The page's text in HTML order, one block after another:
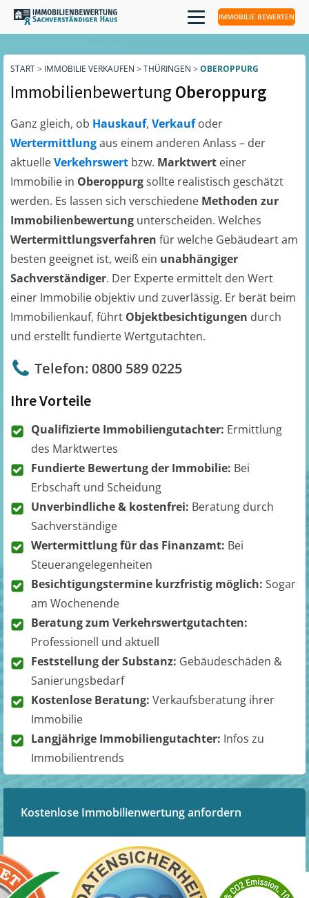
IMMOBILIE BEWERTEN
START> IMMOBILIE VERKAUFEN > THÜRINGEN > OBEROPPURG
ImmobilienbewertungOberoppurg
Ganz gleich, ob Hauskauf, Verkaufoder
Wertermittlungaus einem anderen Anlass – der
aktuelleVerkehrswert bzw. Marktwert einer
Immobilie in Oberoppurgsollte realistisch geschätzt
werden. Es lassen sich verschiedene Methoden zur
Immobilienbewertung unterscheiden. Welches
Wertermittlungsverfahren für welche Gebäudeart am
besten geeignet ist, weiß ein unabhängiger
Sachverständiger. Der Experte ermittelt den Wert
einer Immobilie objektiv und zuverlässig. Er berät beim
Immobilienkauf, führt Objektbesichtigungen durch
und erstellt fundierte Wertgutachten.
Telefon: 0800 589 0225
Ihre Vorteile
Qualifizierte Immobiliengutachter: Ermittlung
des Marktwertes
Fundierte Bewertung der Immobilie: Bei
Erbschaft und Scheidung
Unverbindliche & kostenfrei: Beratung durch
Sachverständige
Wertermittlung für das Finanzamt: Bei
Steuerangelegenheiten
Besichtigungstermine kurzfristig möglich: Sogar
am Wochenende
Beratung zum Verkehrswertgutachten:
Professionell und aktuell
Feststellung der Substanz: Gebäudeschäden &
Sanierungsbedarf
Kostenlose Beratung: Verkaufsberatung ihrer
Immobilie
Langjährige Immobiliengutachter: Infos zu
Immobilientrends
Kostenlose Immobilienwertung anfordern